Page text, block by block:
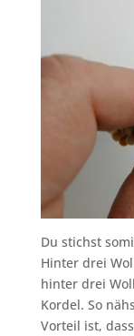
Du stichst
Hinter drei
hinter drei
Kordel. So
Vorteil ist,